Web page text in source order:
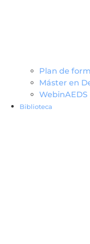
Plan de
Máster en
WebinAEDS
Biblioteca